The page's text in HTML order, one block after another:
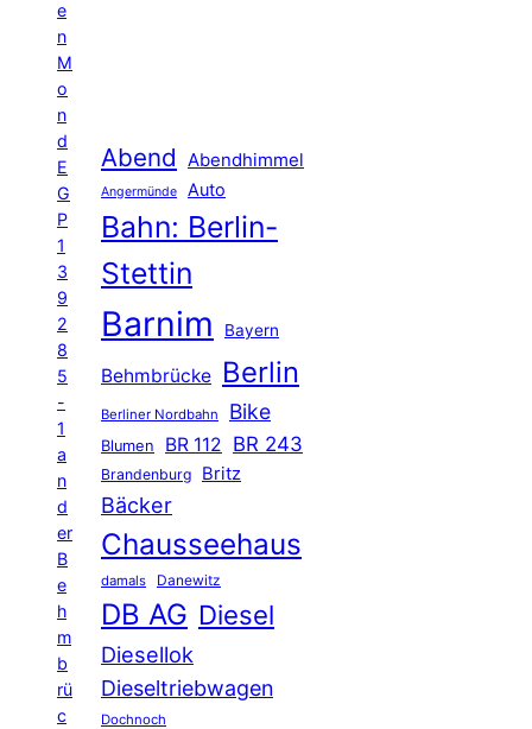
e
n
M
o
n
d
E
G
P
1
3
9
2
8
5
-
1
a
n
d
er
B
e
h
m
b
rü
c
Abend Abendhimmel
Angermünde Auto
Bahn: Berlin-
Stettin
Barnim Bayern
Behmbrücke Berlin
Berliner Nordbahn Bike
Blumen BR 112 BR 243
Brandenburg Britz
Bäcker
Chausseehaus
damals Danewitz
DB AG Diesel
Diesellok
Dieseltriebwagen
Dochnoch